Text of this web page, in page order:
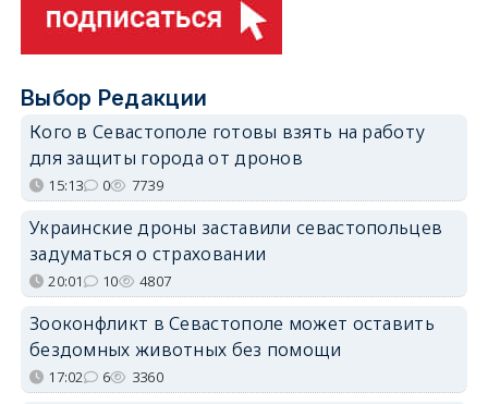
Выбор Редакции
Кого в Севастополе готовы взять на работу
для защиты города от дронов
15:13 0 7739
Украинские дроны заставили севастопольцев
задуматься о страховании
20:01 10 4807
Зооконфликт в Севастополе может оставить
бездомных животных без помощи
17:02 6 3360